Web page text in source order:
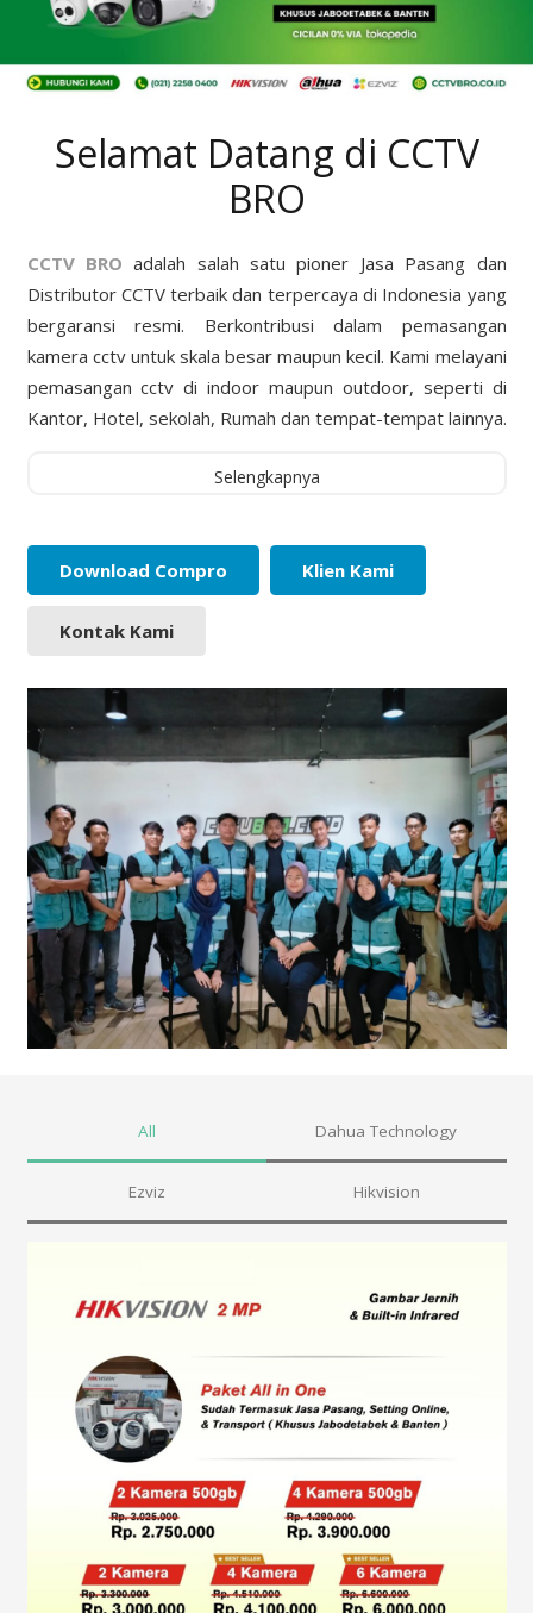
Selamat Datang di CCTV
BRO
CCTV BRO adalah salah satu pioner Jasa Pasang dan
Distributor CCTV terbaik dan terpercaya di Indonesia yang
bergaransi resmi. Berkontribusi dalam pemasangan
kamera cctv untuk skala besar maupun kecil. Kami melayani
pemasangan cctv di indoor maupun outdoor, seperti di
Kantor, Hotel, sekolah, Rumah dan tempat-tempat lainnya.
Selengkapnya
Download Compro Klien Kami
Kontak Kami
All Dahua Technology
Ezviz Hikvision